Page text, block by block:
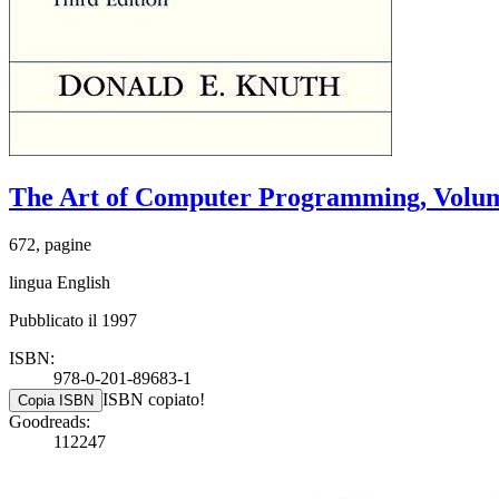
The Art of Computer Programming,
672, pagine
lingua English
Pubblicato il 1997
ISBN:
978-0-201-89683-1
Copia ISBN ISBN copiato!
Goodreads:
112247